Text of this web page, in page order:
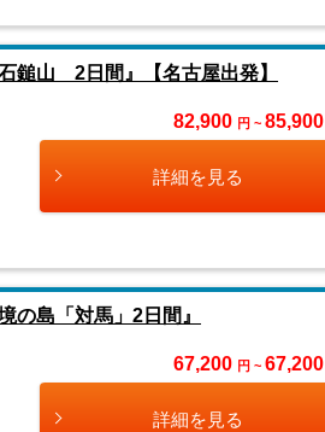
鎚山 2日間』【名古屋出発】
82,900 円 ~ 85,900
詳細を見る
の島「対馬」2日間』
67,200 円 ~ 67,200
詳細を見る